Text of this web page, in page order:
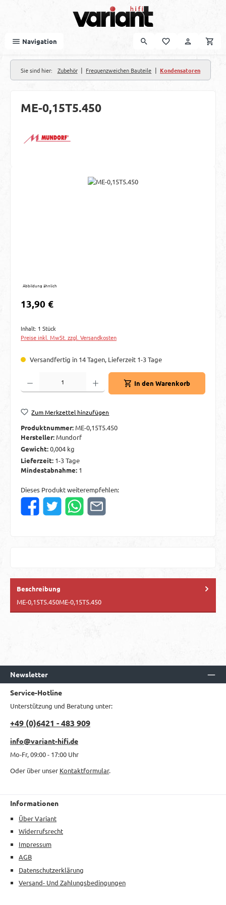
Navigation
Sie sind hier: Zubehör | Frequenzweichen Bauteile | Kondensatoren
ME-0,15T5.450
Bildergalerie überspringen
Abbildung ähnlich
Regulärer Preis:
13,90 €
Inhalt: 1 Stück
Preise inkl. MwSt. zzgl. Versandkosten
Versandfertig in 14 Tagen, Lieferzeit 1-3 Tage
Produkt Anzahl: Gib den gewünschten Wert ein oder benutze die Schaltflächen
In den Warenkorb
Zum Merkzettel hinzufügen
Produktnummer: ME-0,15T5.450
Hersteller: Mundorf
Gewicht:0,004 kg
Lieferzeit: 1-3 Tage
Mindestabnahme: 1
Dieses Produkt weiterempfehlen:
Beschreibung
ME-0,15T5.450ME-0,15T5.450
Newsletter
Service-Hotline
Unterstützung und Beratung unter:
+49 (0)6421 - 483 909
info@variant-hifi.de
Mo-Fr, 09:00 - 17:00 Uhr
Oder über unser Kontaktformular.
Informationen
Über Variant
Widerrufsrecht
Impressum
AGB
Datenschutzerklärung
Versand- Und Zahlungsbedingungen